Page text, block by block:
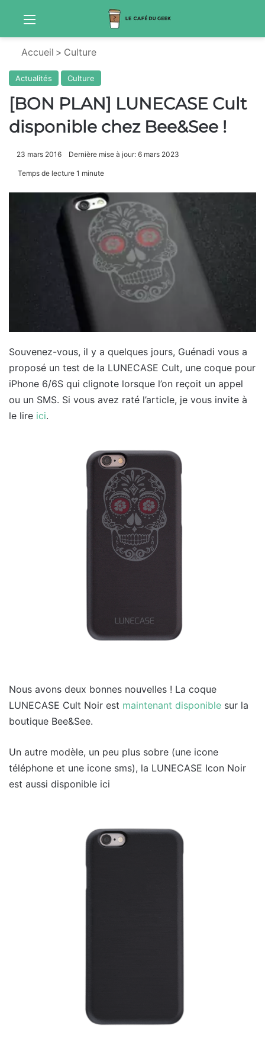
Accueil > Culture
Actualités Culture
[BON PLAN] LUNECASE Cult
disponible chez Bee&See !
23 mars 2016 Dernière mise à jour: 6 mars 2023
Temps de lecture 1 minute
Souvenez-vous, il y a quelques jours, Guénadi vous a
proposé un test de la LUNECASE Cult, une coque pour
iPhone 6/6S qui clignote lorsque l’on reçoit un appel
ou un SMS. Si vous avez raté l’article, je vous invite à
le lire ici.
Nous avons deux bonnes nouvelles ! La coque
LUNECASE Cult Noir est maintenant disponible sur la
boutique Bee&See.
Un autre modèle, un peu plus sobre (une icone
téléphone et une icone sms), la LUNECASE Icon Noir
est aussi disponible ici